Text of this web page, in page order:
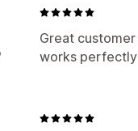
Great
works perfectly